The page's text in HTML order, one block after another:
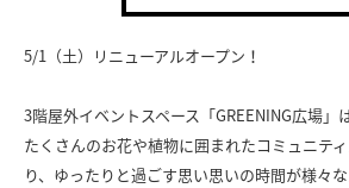
5/1（土）リニューアルオープン！
3階屋外イベントスペース「GREENING広場」は
たくさんのお花や植物に囲まれたコミュニテ
り、ゆったりと過ごす思い思いの時間が様々な